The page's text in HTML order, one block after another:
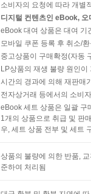
소비자의 요청에 따라 개별
디지털 컨텐츠인 eBook,
eBook 대여 상품은 대여 기
모바일 쿠폰 등록 후 취소/
중고상품이 구매확정(자동
LP상품의 재생 불량 원인
시간의 경과에 의해 재판매
전자상거래 등에서의 소비
eBook 세트 상품은 일괄 구
1개의 상품으로 취급 및 판
우, 세트 상품 전부 및 세트
상품의 불량에 의한 반품,
준하여 처리됨